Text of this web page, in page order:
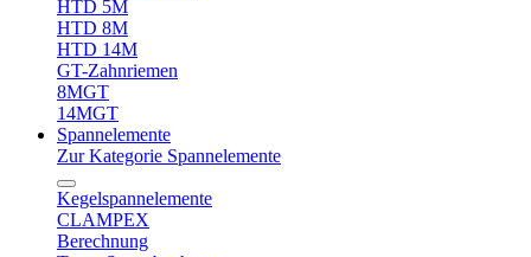
HTD 5M
HTD 8M
HTD 14M
GT-Zahnriemen
8MGT
14MGT
Spannelemente
Zur Kategorie Spannelemente
Kegelspannelemente
CLAMPEX
Berechnung